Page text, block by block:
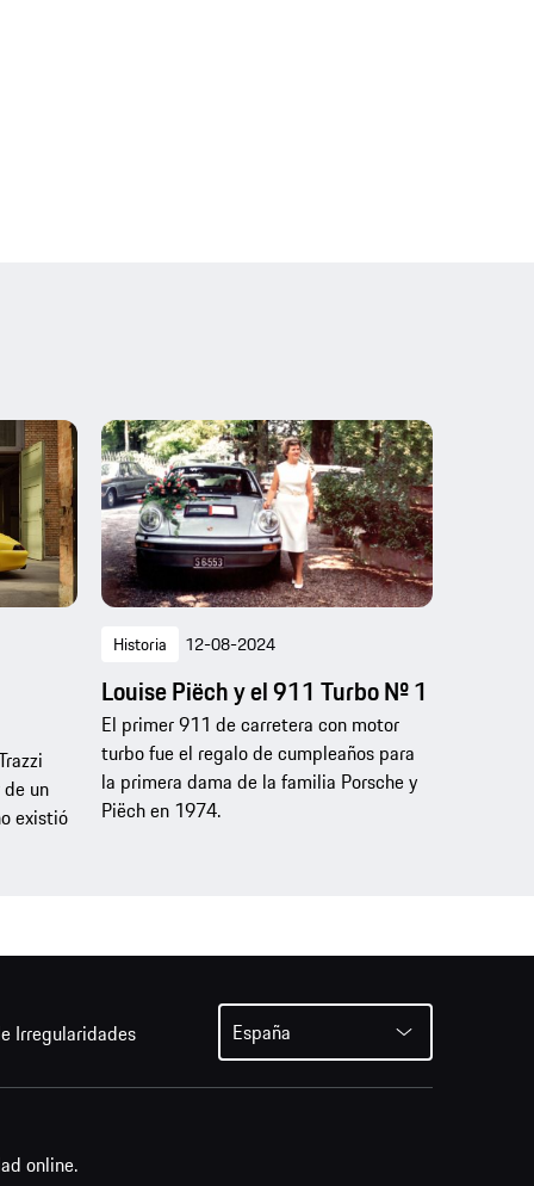
un
existió
Historia 12-08-2024
Louise Piëch y el 911 Turbo Nº 1
El primer 911 de carretera con motor
turbo fue el regalo de cumpleaños para
la primera dama de la familia Porsche y
Piëch en 1974.
Irregularidades España
online.